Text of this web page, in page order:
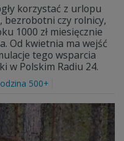
korzystać z urlopu
bezrobotni czy rolnicy,
1000 zł miesięcznie
Od kwietnia ma wejść
tego wsparcia
w Polskim Radiu 24.
500+